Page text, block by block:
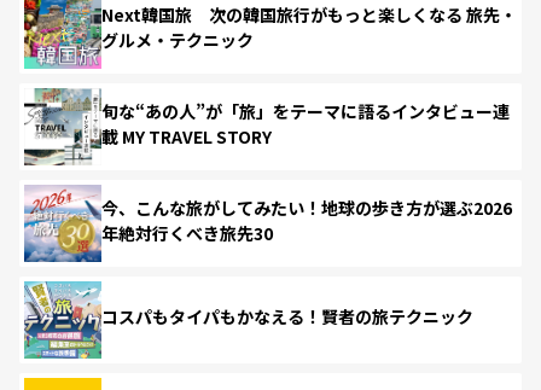
Next韓国旅 次の韓国旅行がもっと楽しくなる 旅先・
グルメ・テクニック
旬な“あの人”が「旅」をテーマに語るインタビュー連
載 MY TRAVEL STORY
今、こんな旅がしてみたい！地球の歩き方が選ぶ2026
年絶対行くべき旅先30
コスパもタイパもかなえる！賢者の旅テクニック